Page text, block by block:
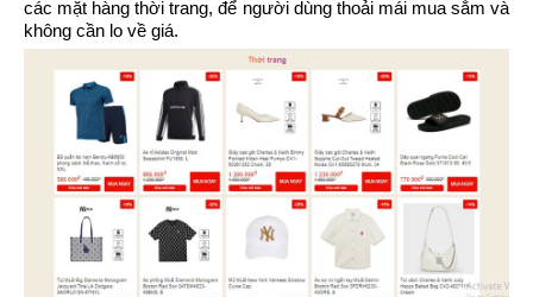
các mặt hàng thời trang, để người dùng thoải mái mua sắm và
không cần lo về giá.